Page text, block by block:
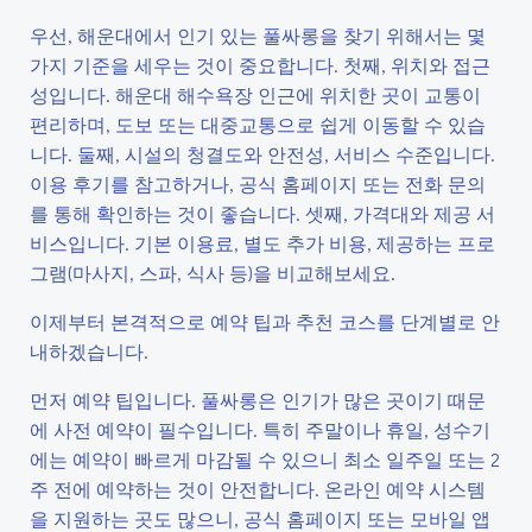
우선, 해운대에서 인기 있는 풀싸롱을 찾기 위해서는 몇
가지 기준을 세우는 것이 중요합니다. 첫째, 위치와 접근
성입니다. 해운대 해수욕장 인근에 위치한 곳이 교통이
편리하며, 도보 또는 대중교통으로 쉽게 이동할 수 있습
니다. 둘째, 시설의 청결도와 안전성, 서비스 수준입니다.
이용 후기를 참고하거나, 공식 홈페이지 또는 전화 문의
를 통해 확인하는 것이 좋습니다. 셋째, 가격대와 제공 서
비스입니다. 기본 이용료, 별도 추가 비용, 제공하는 프로
그램(마사지, 스파, 식사 등)을 비교해보세요.
이제부터 본격적으로 예약 팁과 추천 코스를 단계별로 안
내하겠습니다.
먼저 예약 팁입니다. 풀싸롱은 인기가 많은 곳이기 때문
에 사전 예약이 필수입니다. 특히 주말이나 휴일, 성수기
에는 예약이 빠르게 마감될 수 있으니 최소 일주일 또는 2
주 전에 예약하는 것이 안전합니다. 온라인 예약 시스템
을 지원하는 곳도 많으니, 공식 홈페이지 또는 모바일 앱